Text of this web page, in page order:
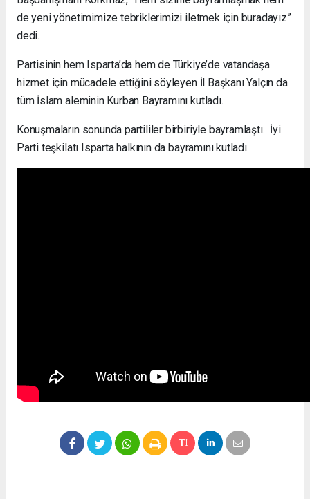
de yeni yönetimimize tebriklerimizi iletmek için buradayız”
dedi.
Partisinin hem Isparta’da hem de Türkiye’de vatandaşa
hizmet için mücadele ettiğini söyleyen İl Başkanı Yalçın da
tüm İslam aleminin Kurban Bayramını kutladı.
Konuşmaların sonunda partililer birbiriyle bayramlaştı. İyi
Parti teşkilatı Isparta halkının da bayramını kutladı.